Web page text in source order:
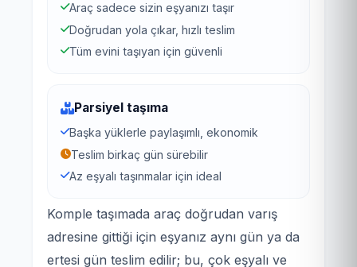
Araç sadece sizin eşyanızı taşır
Doğrudan yola çıkar, hızlı teslim
Tüm evini taşıyan için güvenli
Parsiyel taşıma
Başka yüklerle paylaşımlı, ekonomik
Teslim birkaç gün sürebilir
Az eşyalı taşınmalar için ideal
Komple taşımada araç doğrudan varış
adresine gittiği için eşyanız aynı gün ya da
ertesi gün teslim edilir; bu, çok eşyalı ve